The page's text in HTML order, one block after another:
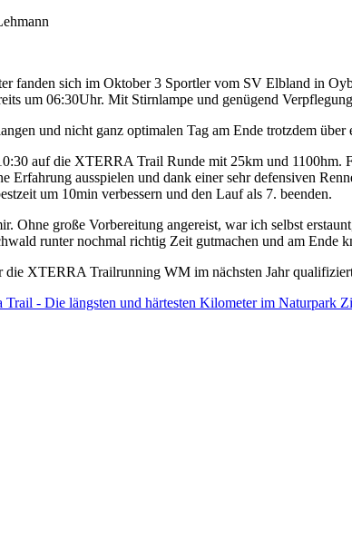
fanden sich im Oktober 3 Sportler vom SV Elbland in
um 06:30Uhr. Mit Stirnlampe und genügend
und nicht ganz optimalen Tag am Ende trotzdem
auf die XTERRA Trail Runde mit 25km und 1100hm.
Erfahrung ausspielen und dank einer sehr defensiven
um 10min verbessern und den Lauf als 7. beenden.
Ohne große Vorbereitung angereist, war ich selbst
runter nochmal richtig Zeit gutmachen und am Ende
die XTERRA Trailrunning WM im nächsten Jahr
Trail - Die längsten und härtesten Kilometer im Naturpark